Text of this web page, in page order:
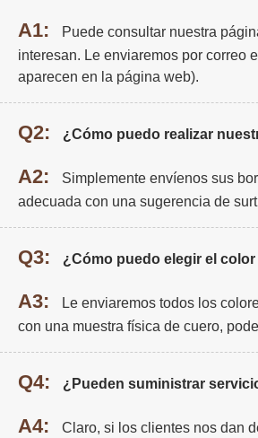
A1:
Puede consultar nuestra
interesan. Le enviaremos por correo
aparecen en la página web).
Q2: ¿Cómo puedo realizar
A2:
Simplemente envíenos sus
adecuada con una sugerencia de
Q3: ¿Cómo puedo elegir el
A3:
Le enviaremos todos los
con una muestra física de cuero,
Q4: ¿Pueden suministrar
A4: Claro, si los clientes nos dan